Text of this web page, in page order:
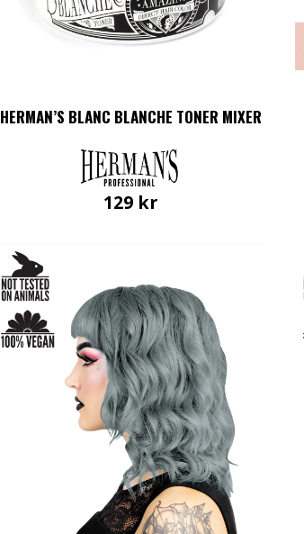
HERMAN’S BLANC BLANCHE TONER MIXER
129 kr